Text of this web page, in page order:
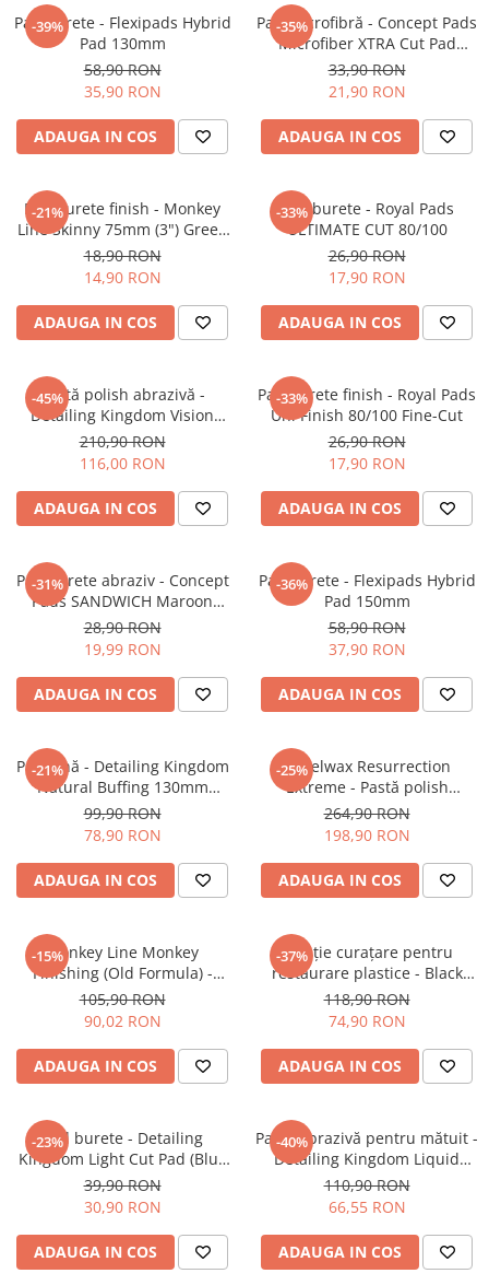
-39%
Pad burete - Flexipads Hybrid
Pad 130mm
58,90 RON
35,90 RON
ADAUGA IN COS
-35%
Pad microfibră - Concept Pads
Microfiber XTRA Cut Pad
135mm
33,90 RON
21,90 RON
ADAUGA IN COS
-21%
Pad burete finish - Monkey
Line Skinny 75mm (3") Green
Fine-Cut Pad
18,90 RON
14,90 RON
ADAUGA IN COS
-33%
Pad burete - Royal Pads
ULTIMATE CUT 80/100
26,90 RON
17,90 RON
ADAUGA IN COS
-45%
Pastă polish abrazivă -
Detailing Kingdom Vision
(500ml)
210,90 RON
116,00 RON
ADAUGA IN COS
-33%
Pad burete finish - Royal Pads
Uni Finish 80/100 Fine-Cut
26,90 RON
17,90 RON
ADAUGA IN COS
-31%
Pad burete abraziv - Concept
Pads SANDWICH Maroon
Heavy-Cut Pad 85/100mm
28,90 RON
19,99 RON
ADAUGA IN COS
-36%
Pad burete - Flexipads Hybrid
Pad 150mm
58,90 RON
37,90 RON
ADAUGA IN COS
-21%
Pad lână - Detailing Kingdom
Natural Buffing 130mm
Premium Domestic Pad
99,90 RON
78,90 RON
ADAUGA IN COS
-25%
Angelwax Resurrection
Extreme - Pastă polish
abrazivă (Super Heavy Cut, 1L)
264,90 RON
198,90 RON
ADAUGA IN COS
-15%Monkey Line Monkey
Finishing (Old Formula) -
Pastă polish finish (1L)
105,90 RON
90,02 RON
ADAUGA IN COS
-37%
Soluție curațare pentru
restaurare plastice - Black
Wow Pro Pre Wow Residue
Remover 6oz (175ml)
118,90 RON
74,90 RON
ADAUGA IN COS
-23%
Pad burete - Detailing
Kingdom Light Cut Pad (Blue
125mm)
39,90 RON
30,90 RON
ADAUGA IN COS
-40%
Pastă abrazivă pentru mătuit -
Detailing Kingdom Liquid
Sand (500ml)
110,90 RON
66,55 RON
ADAUGA IN COS